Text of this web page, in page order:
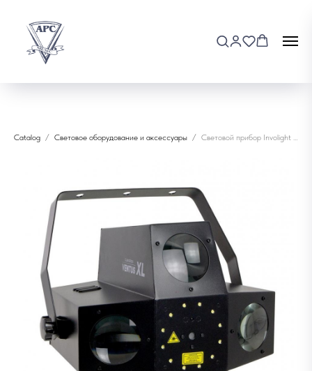
Catalog Световое оборудование и аксессуары Световой прибор Involight Ventus XL